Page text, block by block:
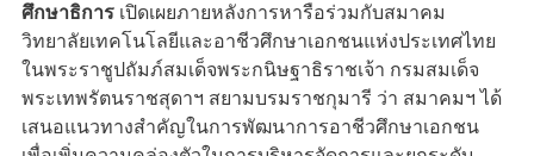
ศึกษาธิการ เปิดเผยภายหลังการหารือร่วมกับสมาคม
วิทยาลัยเทคโนโลยีและอาชีวศึกษาเอกชนแห่งประเทศไทย
ในพระราชูปถัมภ์สมเด็จพระกนิษฐาธิราชเจ้า กรมสมเด็จ
พระเทพรัตนราชสุดาฯ สยามบรมราชกุมารี ว่า สมาคมฯ ได้
เสนอแนวทางสำคัญในการพัฒนาการอาชีวศึกษาเอกชน